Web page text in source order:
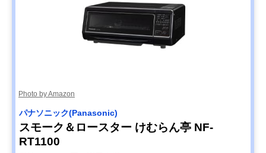
Photo by Amazon
パナソニック(Panasonic)
スモーク＆ロースター けむらん亭 NF-
RT1100